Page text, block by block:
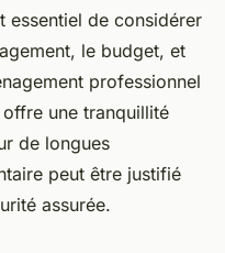
essentiel de considérer
le budget, et
professionnel
une tranquillité
de longues
peut être justifié
assurée.